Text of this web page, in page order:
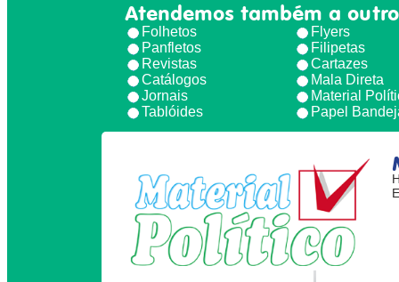
Atendemos também a
Folhetos
Panfletos
Revistas
Catálogos
Jornais
Tablóides
Flyers
Filipetas
Cartazes
Mala Direta
Material
Papel